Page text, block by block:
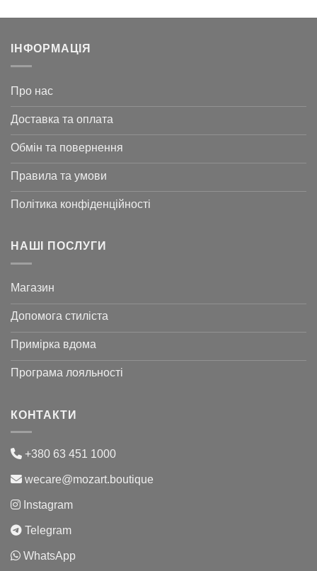
ІНФОРМАЦІЯ
Про нас
Доставка та оплата
Обмін та повернення
Правила та умови
Політика конфіденційності
НАШІ ПОСЛУГИ
Магазин
Допомога стиліста
Примірка вдома
Програма лояльності
КОНТАКТИ
+380 63 451 1000
wecare@mozart.boutique
Instagram
Telegram
WhatsApp